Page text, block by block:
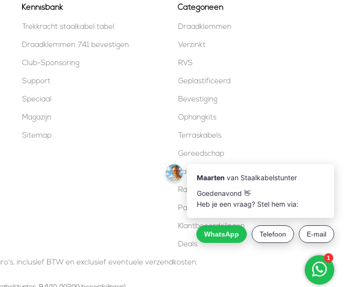
Kennisbank
Trekkracht staalkabel tabel
Draadklemmen 741 bevestigen
Club-Sponsoring
Support
Speciaal
Magazijn
Sitemap
Categorieën
Draadklemmen
Verzinkt
RVS
Geplastificeerd
Bevestiging
Ophangkits
Terraskabels
Gereedschap
Kabelsloten
Railing
Pakketten
Klantbeoordelingen
Deals
inclusief BTW en exclusief eventuele verzendkosten.